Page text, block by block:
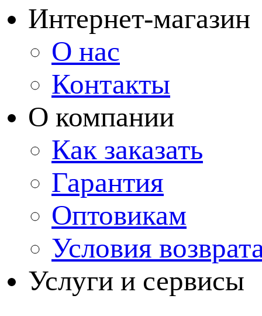
Интернет-магазин
О нас
Контакты
О компании
Как заказать
Гарантия
Оптовикам
Условия
Услуги и сервисы